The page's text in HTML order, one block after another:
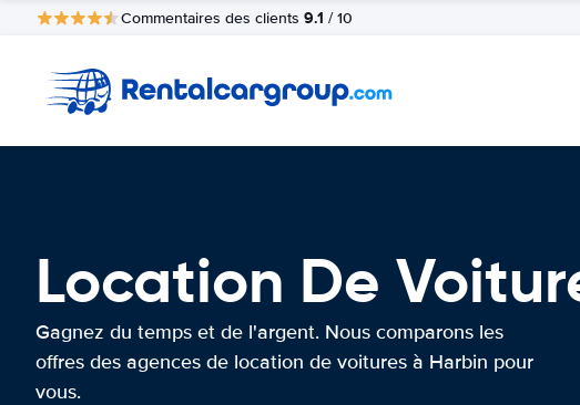
Commentaires des clients 9.1 / 10
Location De
Gagnez du temps et de l'argent. Nous comparons les
offres des agences de location de voitures à Harbin pour
vous.